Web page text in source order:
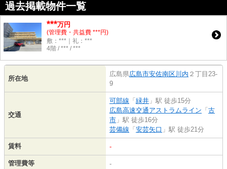
過去掲載物件一覧
***万円
(管理費・共益費 ***円)
敷：***｜礼：***
4階 / *** / ***
所在地
広島県広島市安佐南区川内 ２丁目23-
9
交通
可部線 「 緑井 」駅 徒歩15分
広島高速交通アストラムライン 「 古
市 」駅 徒歩16分
芸備線 「 安芸矢口 」駅 徒歩21分
賃料 -
管理費等 -